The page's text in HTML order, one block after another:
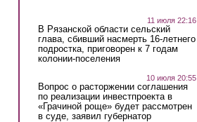
11 июля 22:16
В Рязанской области сельский
глава, сбивший насмерть 16-летнего
подростка, приговорен к 7 годам
колонии-поселения
10 июля 20:55
Вопрос о расторжении соглашения
по реализации инвестпроекта в
«Грачиной роще» будет рассмотрен
в суде, заявил губернатор